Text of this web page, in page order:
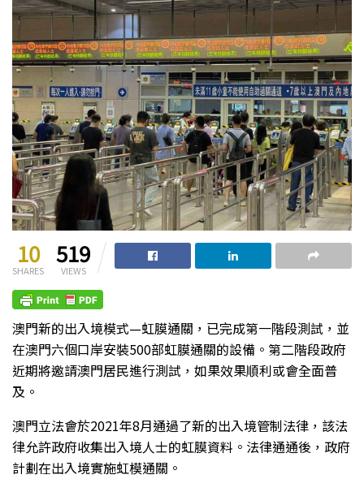
10
SHARES
519
VIEWS
澳門新的出入境模式—虹膜通關，已完成第一階段測試，並
在澳門六個口岸安裝500部虹膜通關的設備。第二階段政府
近期將邀請澳門居民進行測試，如果效果順利或會全面普
及。
澳門立法會於2021年8月通過了新的出入境管制法律，該法
律允許政府收集出入境人士的虹膜資料。法律通通後，政府
計劃在出入境實施虹模通關。